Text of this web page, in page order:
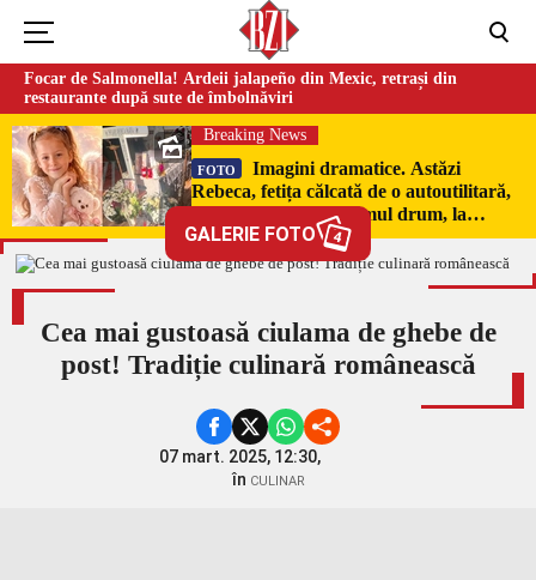
Focar de Salmonella! Ardeii jalapeño din Mexic, retrași din
restaurante după sute de îmbolnăviri
Breaking News
FOTO
Imagini dramatice. Astăzi
Rebeca, fetița călcată de o autoutilitară,
a fost condusă pe ultimul drum, la
Poduri. În sicriul alb al micuței au fost
puși pumni de bani și jucării –
GALERIE FOTO 4
Cea mai gustoasă ciulama de ghebe de
post! Tradiție culinară românească
07 mart. 2025, 12:30,
în CULINAR